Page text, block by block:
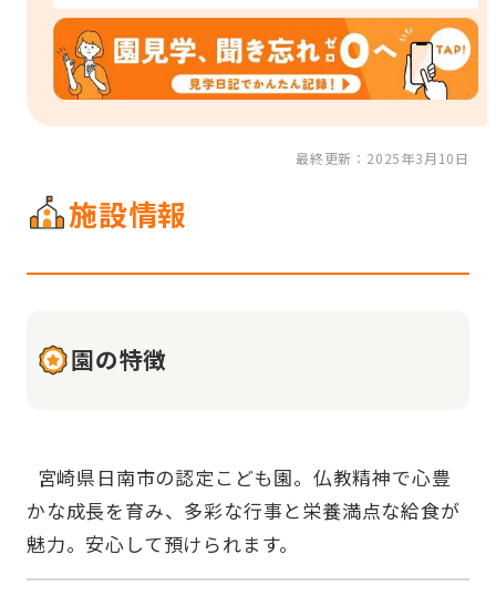
最終更新：2025年3月10日
施設情報
園の特徴
かな成長を育み、多彩な行事と栄養満点な給食が